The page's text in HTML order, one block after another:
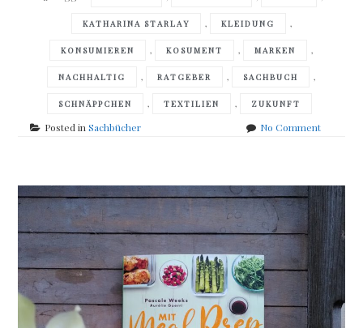
KATHARINA STARLAY , KLEIDUNG ,
KONSUMIEREN , KOSUMENT , MARKEN ,
NACHHALTIG , RATGEBER , SACHBUCH ,
SCHNÄPPCHEN , TEXTILIEN , ZUKUNFT
Posted inSachbücher No Commenton
Kleidung